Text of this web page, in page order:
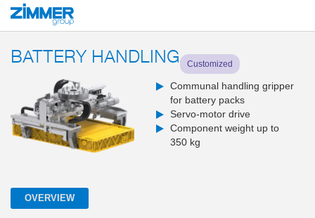
Start Products
BATTERY HANDLING Customized
Communal handling gripper
for battery packs
Servo-motor drive
Component weight up to
350 kg
OVERVIEW